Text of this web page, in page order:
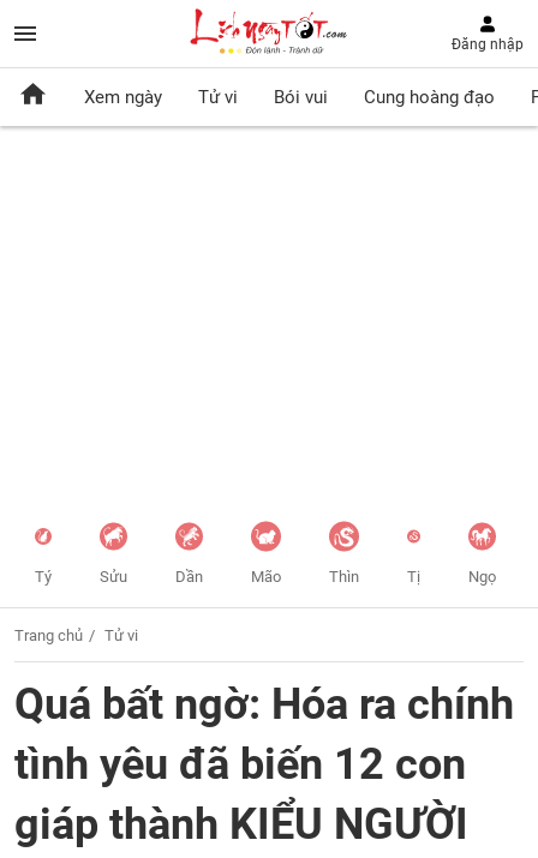
Đăng nhập
Xem ngày Tử vi Bói vui Cung hoàng đạo
Tý Sửu Dần Mão Thìn Tị Ngọ
Trang chủ Tử vi
Quá bất ngờ: Hóa ra chính
tình yêu đã biến 12 con
giáp thành KIỂU NGƯỜI